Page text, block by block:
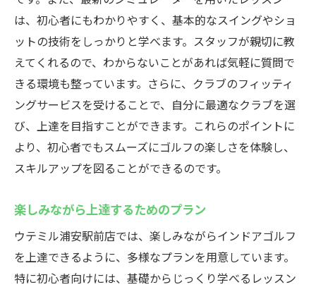
は、初心者にもわかりやすく、基本的なスイングやショ
ットの技術をしっかりと学べます。スタッフが親切に教
えてくれるので、わからないことがあれば気軽に質問で
きる環境も整っています。さらに、クラブのフィッティ
ングサービスを受けることで、自分に最適なクラブを選
び、上達を目指すことができます。これらのポイントに
より、初心者でもスムーズにゴルフの楽しさを体験し、
スキルアップを図ることができるのです。
楽しみながら上達するためのプラン
ウテミル浦安駅前店では、楽しみながらインドアゴルフ
を上達できるように、多様なプランを用意しています。
特に初心者向けには、基礎からじっくり学べるレッスン